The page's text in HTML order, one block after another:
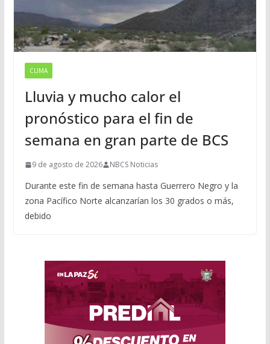
CLIMA
Lluvia y mucho calor el
pronóstico para el fin de
semana en gran parte de BCS
9 de agosto de 2026 NBCS Noticias
Durante este fin de semana hasta Guerrero Negro y la
zona Pacífico Norte alcanzarían los 30 grados o más,
debido